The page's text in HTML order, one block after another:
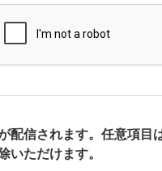
配信されます。任意項
いただけます。